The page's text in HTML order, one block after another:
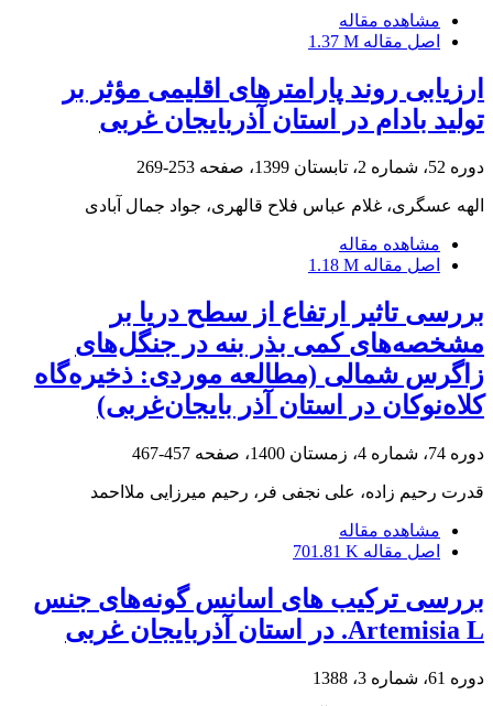
مشاهده مقاله
اصل مقاله 1.37 M
ارزیابی روند پارامترهای اقلیمی مؤثر بر
تولید بادام در استان آذربایجان غربی
دوره 52، شماره 2، تابستان 1399، صفحه 253-269
الهه عسگری، غلام عباس فلاح قالهری، جواد جمال آبادی
مشاهده مقاله
اصل مقاله 1.18 M
بررسی تاثیر ارتفاع از سطح دریا بر
مشخصه‌های کمی بذر بنه در جنگل‌های
زاگرس شمالی (مطالعه موردی: ذخیره‌گاه
کلاه‌نوکان در استان آذر بایجان‌غربی)
دوره 74، شماره 4، زمستان 1400، صفحه 457-467
قدرت رحیم زاده، علی نجفی فر، رحیم میرزایی ملااحمد
مشاهده مقاله
اصل مقاله 701.81 K
بررسی ترکیب های اسانس گونه‌های جنس
Artemisia L. در استان آذربایجان غربی
دوره 61، شماره 3، 1388